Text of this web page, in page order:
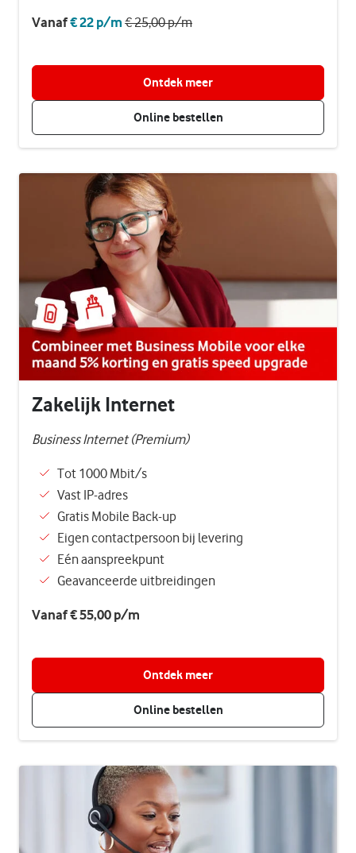
Vanaf€ 22 p/m € 25,00 p/m
Ontdek meer
Online bestellen
Zakelijk Internet
Business Internet (Premium)
Tot 1000 Mbit/s
Vast IP-adres
Gratis Mobile Back-up
Eigen contactpersoon bij levering
Eén aanspreekpunt
Geavanceerde uitbreidingen
Vanaf € 55,00 p/m
Ontdek meer
Online bestellen